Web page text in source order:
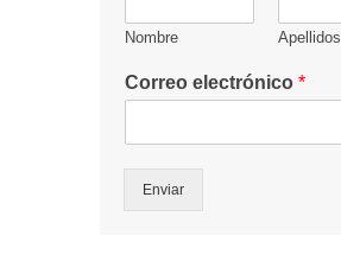
Nombre Apellidos
Correo electrónico *
Enviar